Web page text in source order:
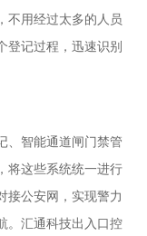
不用经过太多的人员
登记过程，迅速识别
、智能通道闸门禁管
将这些系统统一进行
接公安网，实现警力
。汇通科技出入口控